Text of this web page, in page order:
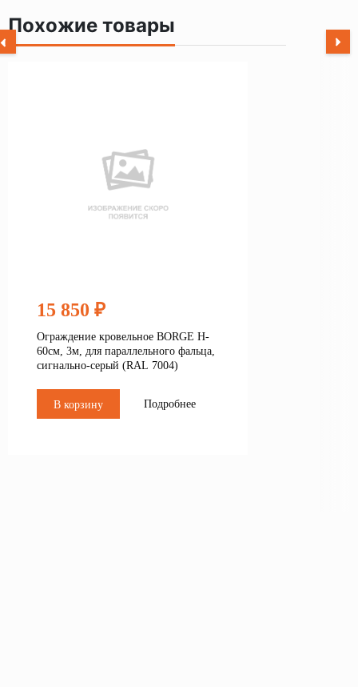
Похожие товары
15 850 ₽
Ограждение кровельное BORGE H-
60см, 3м, для параллельного фальца,
сигнально-серый (RAL 7004)
В корзину Подробнее